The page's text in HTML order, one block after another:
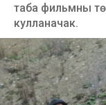
таба фильмны
кулланачак.